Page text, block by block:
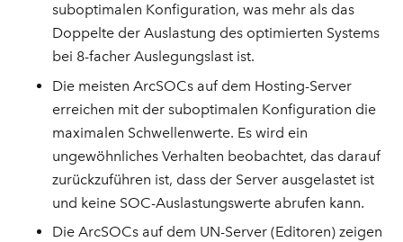
suboptimalen Konfiguration, was mehr als das
Doppelte der Auslastung des optimierten Systems
bei 8-facher Auslegungslast ist.
Die meisten ArcSOCs auf dem Hosting-Server
erreichen mit der suboptimalen Konfiguration die
maximalen Schwellenwerte. Es wird ein
ungewöhnliches Verhalten beobachtet, das darauf
zurückzuführen ist, dass der Server ausgelastet ist
und keine SOC-Auslastungswerte abrufen kann.
Die ArcSOCs auf dem UN-Server (Editoren) zeigen